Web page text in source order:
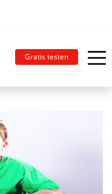
Gratis testen